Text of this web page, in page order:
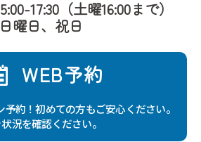
ビスを提供する等の業務遂行上、個人情報の
る場合があります。その場合、業務委託先が
うに管理いたします。
安全保護に努め、また、個人情報を正確に、
お預かりした個人情報の適切な管理を行いま
17:30（土曜16:00まで）
曜日、祝日
WEB予約
約！初めての方もご安心ください。
況を確認ください。